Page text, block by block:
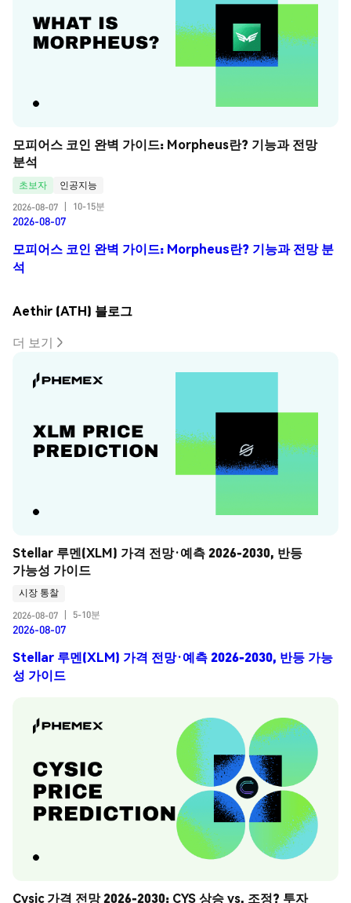
모피어스 코인 완벽 가이드: Morpheus란? 기능과 전망
분석
초보자
인공지능
2026-08-07
10-15분
2026-08-07
모피어스 코인 완벽 가이드: Morpheus란? 기능과 전망 분
석
Aethir (ATH) 블로그
더 보기
Stellar 루멘(XLM) 가격 전망·예측 2026-2030, 반등
가능성 가이드
시장 통찰
2026-08-07
5-10분
2026-08-07
Stellar 루멘(XLM) 가격 전망·예측 2026-2030, 반등 가능
성 가이드
Cysic 가격 전망 2026-2030: CYS 상승 vs. 조정? 투자